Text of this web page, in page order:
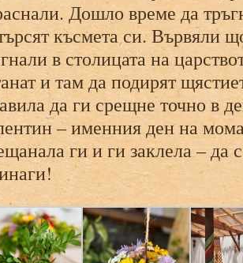
Дошло време да
късмета си. Вървяли
в столицата на
и там да подирят
да ги срещне точно в
– именния ден на
ги и ги заклела – да